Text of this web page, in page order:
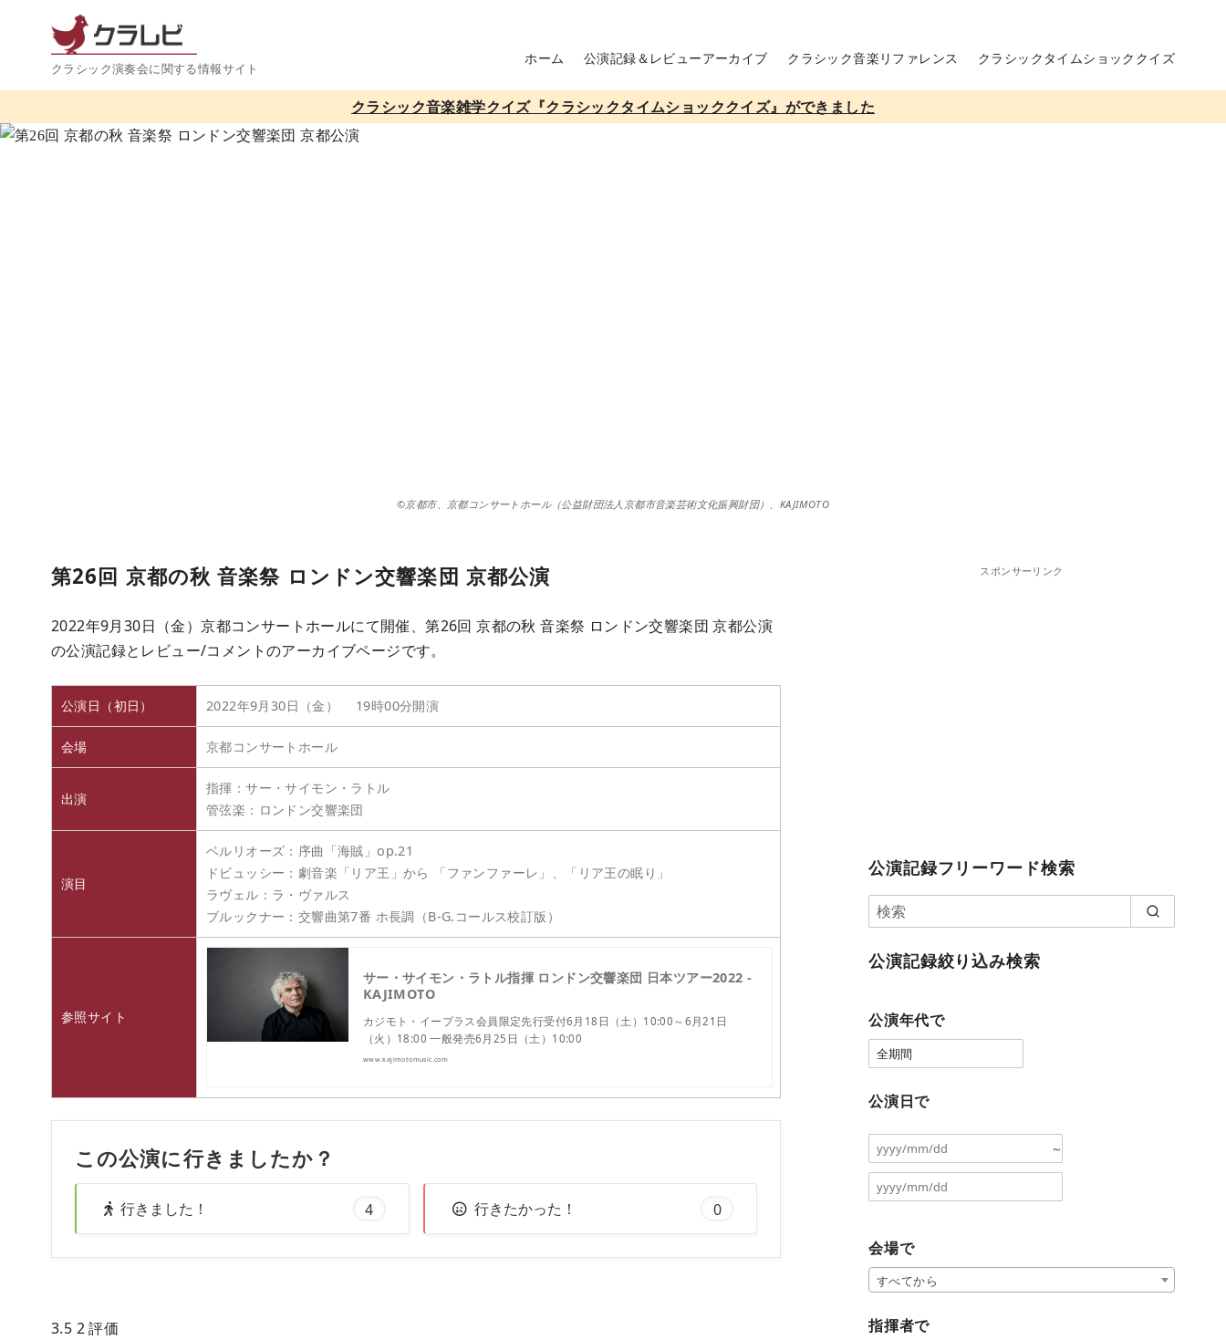
へ
クラシック演奏会に関する情報サイト
ホーム 公演記録＆レビューアーカイブ クラシック音楽リファレンス クラシックタイムショッククイズ
クラシック音楽雑学クイズ『クラシックタイムショッククイズ』ができました
©京都市、京都コンサートホール（公益財団法人京都市音楽芸術文化振興財団）、KAJIMOTO
第26回 京都の秋 音楽祭 ロンドン交響楽団 京都公演
2022年9月30日（金）京都コンサートホールにて開催、第26回 京都の秋 音楽祭 ロンドン交響楽団 京都公演
の公演記録とレビュー/コメントのアーカイブページです。
公演日（初日） 2022年9月30日（金） 19時00分開演
会場 京都コンサートホール
出演
指揮：サー・サイモン・ラトル
管弦楽：ロンドン交響楽団
演目
ベルリオーズ：序曲「海賊」op.21
ドビュッシー：劇音楽「リア王」から 「ファンファーレ」、「リア王の眠り」
ラヴェル：ラ・ヴァルス
ブルックナー：交響曲第7番 ホ長調（B-G.コールス校訂版）
参照サイト
サー・サイモン・ラトル指揮 ロンドン交響楽団 日本ツアー2022 -
KAJIMOTO
カジモト・イープラス会員限定先行受付6月18日（土）10:00～6月21日
（火）18:00 一般発売6月25日（土）10:00
www.kajimotomusic.com
この公演に行きましたか？
行きました！ 4 行きたかった！ 0
3.5 2 評価
スポンサーリンク
公演記録フリーワード検索
公演記録絞り込み検索
公演年代で
公演日で
～
会場で
すべてから
指揮者で